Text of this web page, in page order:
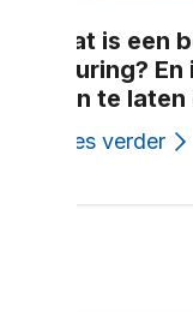
Wat is een
keuring?
een te
Lees verder